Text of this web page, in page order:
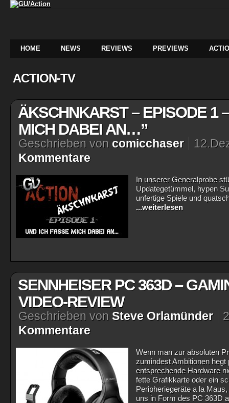
HOME NEWS REVIEWS PREVIEWS
ACTION-TV
ÄKSCHNKARST – EPISODE 1
MICH DABEI AN…”
Geschrieben von comicchaser
Kommentare
In unserer Generalprobe
Updategetümmel, hypen
unfertige Spiele und
...weiterlesen
SENNHEISER PC 363D –
VIDEO-REVIEW
Geschrieben von Steve Orlamünder
Kommentare
Wenn man zur absoluten
zumindest Ambitionen
entsprechende Hardware
fette Grafikkarte oder ein
Peripheriegeräte a la
uns in Form des PC 363D